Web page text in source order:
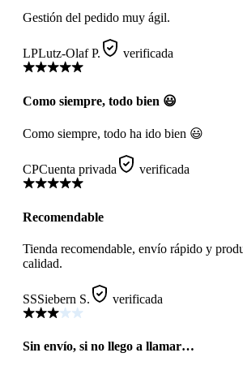
Gestión del pedido muy ágil.
LPLutz-Olaf P. verificada
Como siempre, todo bien 😃
Como siempre, todo ha ido bien 😃
CPCuenta privada verificada
Recomendable
Tienda recomendable, envío rápido y
calidad.
SSSiebern S. verificada
Sin envío, si no llego a llamar…